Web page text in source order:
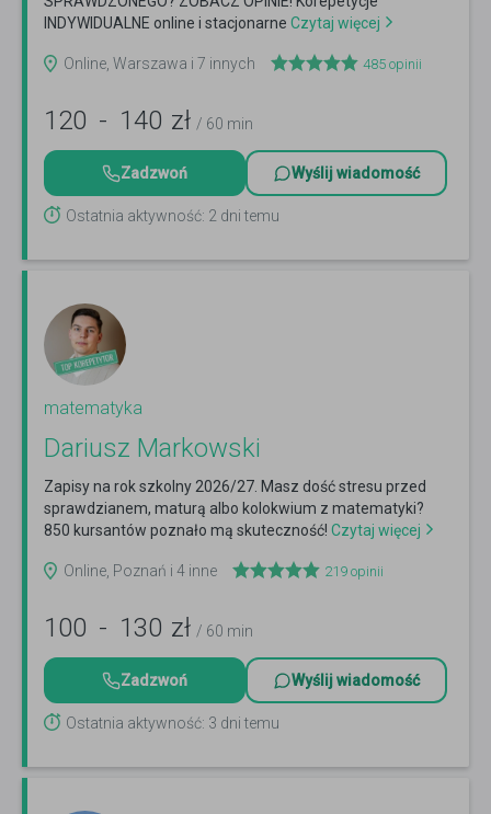
INDYWIDUALNE online i stacjonarne Czytaj więcej
Online, Warszawa i 7 innych 485 opinii
120 - 140 zł / 60 min
Zadzwoń Wyślij wiadomość
Ostatnia aktywność: 2 dni temu
matematyka
Dariusz Markowski
Zapisy na rok szkolny 2026/27. Masz dość stresu przed
sprawdzianem, maturą albo kolokwium z matematyki?
850 kursantów poznało mą skuteczność! Czytaj więcej
Online, Poznań i 4 inne 219 opinii
100 - 130 zł / 60 min
Zadzwoń Wyślij wiadomość
Ostatnia aktywność: 3 dni temu